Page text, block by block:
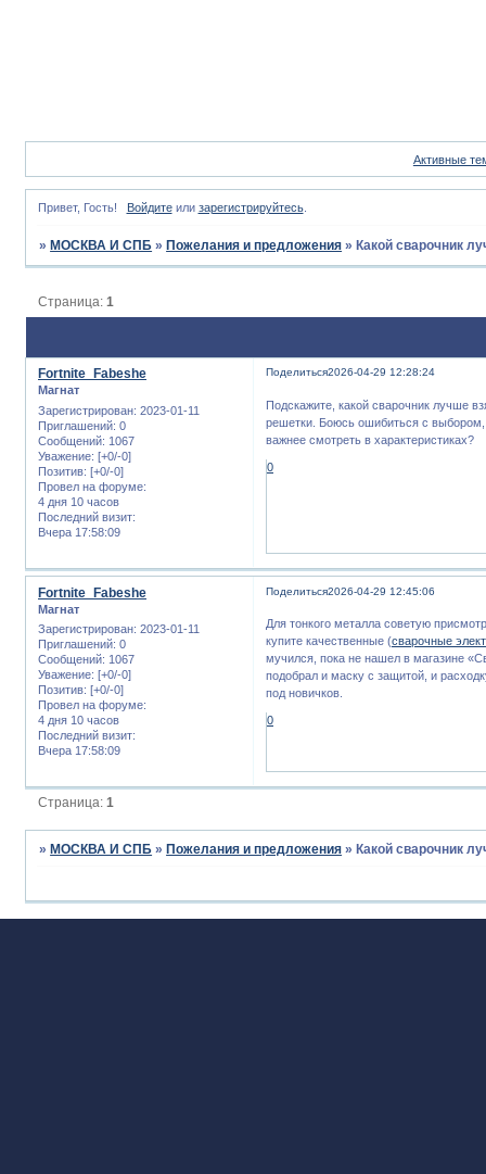
Активные
Привет, Гость! Войдитеили зарегистрируйтесь.
» МОСКВА И СПБ » Пожелания и предложения » Какой сварочник
Страница:1
Поделиться2026-04-29 12:28:24
Fortnite_Fabeshe
Магнат
Зарегистрирован: 2023-01-11
Приглашений: 0
Сообщений: 1067
Уважение: [+0/-0]
Позитив: [+0/-0]
Провел на форуме:
4 дня 10 часов
Последний визит:
Вчера 17:58:09
Подскажите, какой сварочник лучше
решетки. Боюсь ошибиться с
важнее смотреть в характеристиках?
0
Поделиться2026-04-29 12:45:06
Fortnite_Fabeshe
Магнат
Зарегистрирован: 2023-01-11
Приглашений: 0
Сообщений: 1067
Уважение: [+0/-0]
Позитив: [+0/-0]
Провел на форуме:
4 дня 10 часов
Последний визит:
Вчера 17:58:09
Для тонкого металла советую
купите качественные (сварочные
мучился, пока не нашел в магазине
подобрал и маску с защитой, и
под новичков.
0
Страница:1
»МОСКВА И СПБ »Пожелания и предложения »Какой сварочник